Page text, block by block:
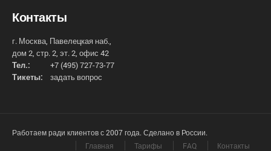
Контакты
г. Москва, Павелецкая наб.,
дом 2, стр. 2, эт. 2, офис 42
Тел.:
+7 (495) 727-73-77
Тикеты:
задать вопрос
Работаем ради клиентов с 2007 года. Сделано в России.
Главная
Тарифы FAQ Контакты